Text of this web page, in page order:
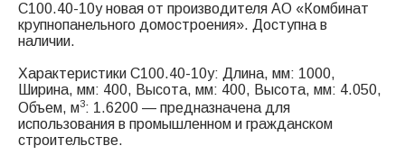
С100.40-10у новая от производителя АО «Комбинат
крупнопанельного домостроения». Доступна в
наличии.
Характеристики С100.40-10у: Длина, мм: 1000,
Ширина, мм: 400, Высота, мм: 400, Высота, мм: 4.050,
Объем, м3: 1.6200 — предназначена для
использования в промышленном и гражданском
строительстве.